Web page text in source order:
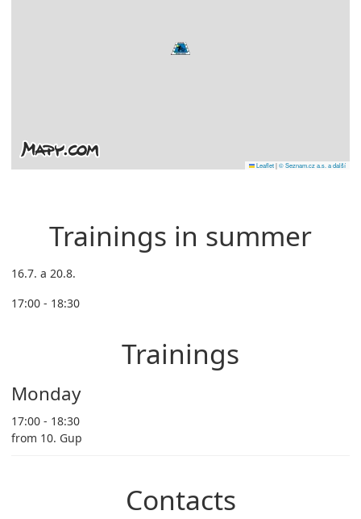
Leaflet|© Seznam.cz a.s. a další
Trainings in summer
16.7. a 20.8.
17:00 - 18:30
Trainings
Monday
17:00 - 18:30
from 10. Gup
Contacts